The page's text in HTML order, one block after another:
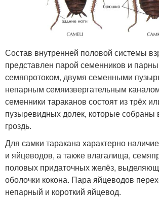
Состав внутренней половой системы
представлен парой семенников и
семяпротоком, двумя семенными
непарным семяизвергательным
семенники тараканов состоят из трёх
пузыревидных долек, которые
гроздь.
Для самки таракана характерно
и яйцеводов, а также влагалища,
половых придаточных желёз,
оболочки кокона. Пара яйцеводов
непарный и короткий яйцевод.